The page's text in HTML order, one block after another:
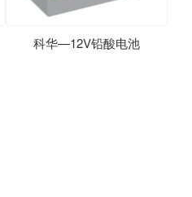
科华—12V铅酸电池